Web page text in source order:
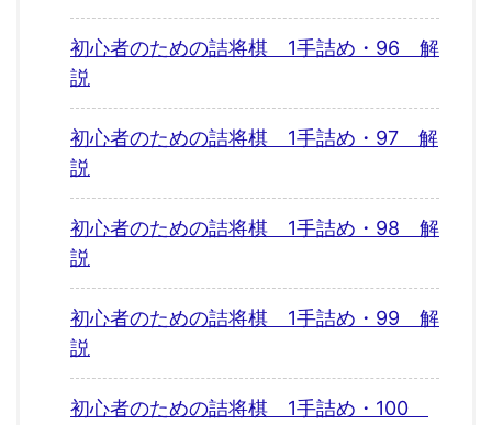
初心者のための詰将棋 1手詰め・96 解
説
初心者のための詰将棋 1手詰め・97 解
説
初心者のための詰将棋 1手詰め・98 解
説
初心者のための詰将棋 1手詰め・99 解
説
初心者のための詰将棋 1手詰め・100